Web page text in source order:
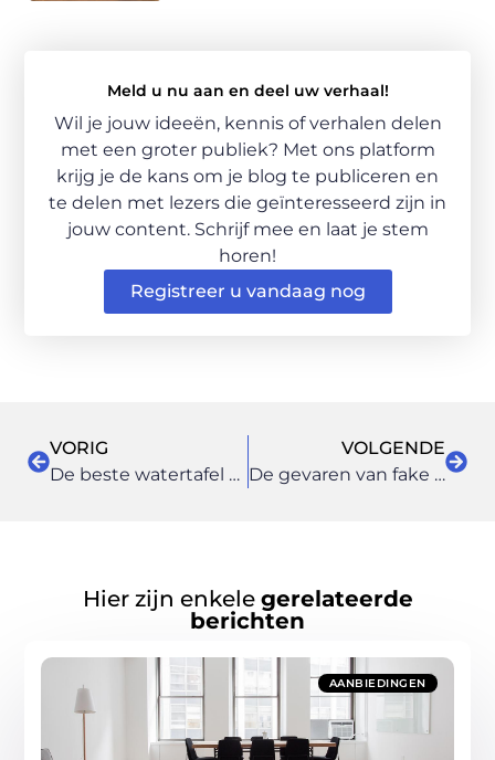
Meld u nu aan en deel uw verhaal!
Wil je jouw ideeën, kennis of verhalen delen
met een groter publiek? Met ons platform
krijg je de kans om je blog te publiceren en
te delen met lezers die geïnteresseerd zijn in
jouw content. Schrijf mee en laat je stem
horen!
Registreer u vandaag nog
VORIG
De beste watertafel kopen voor kinderen en baby’s
VOLGENDE
De gevaren van fake nieuws
Hier zijn enkele gerelateerde
berichten
AANBIEDINGEN